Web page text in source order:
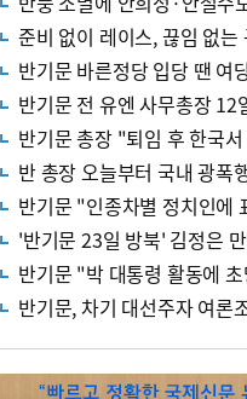
준비 없이 레이스, 끊임 없
반기문 바른정당 입당 땐 여
반기문 전 유엔 사무총장 12
반기문 총장 "퇴임 후 한국
반 총장 오늘부터 국내 광
반기문 "인종차별 정치인에
'반기문 23일 방북' 김정은
반기문 "박 대통령 활동에
반기문, 차기 대선주자 여론